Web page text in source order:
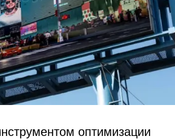
оптимизации